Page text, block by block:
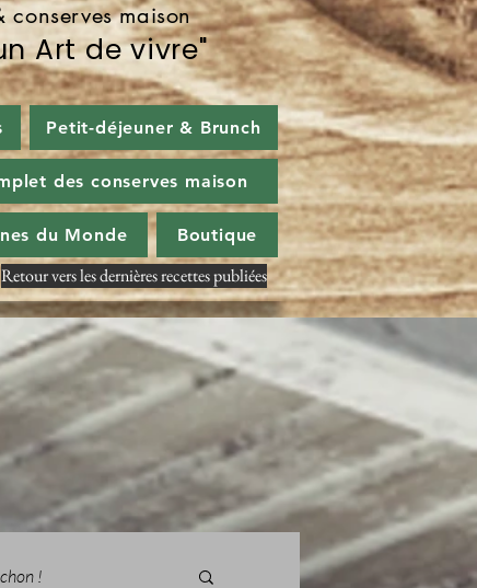
conserves maison
Art de vivre"
Petit-déjeuner & Brunch
des conserves maison
du Monde Boutique
Retour vers les dernières recettes publiées
!